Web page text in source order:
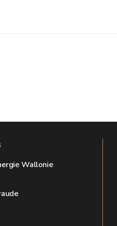
Wallonie